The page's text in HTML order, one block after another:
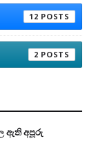
12
2
ඇති අපූරු